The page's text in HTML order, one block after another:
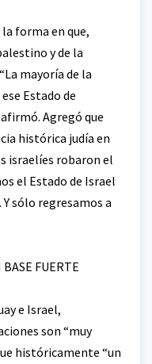
forma en que,
y de la
mayoría de la
Estado de
Agregó que
histórica judía en
israelíes robaron el
el Estado de Israel
sólo regresamos a
FUERTE
e Israel,
son “muy
históricamente “un